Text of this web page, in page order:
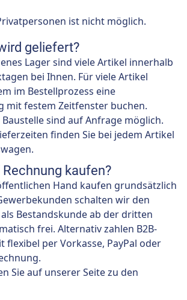
ist nicht möglich.
geliefert?
Lager sind viele Artikel innerhalb
bei Ihnen. Für viele Artikel
im Bestellprozess eine
mit festem Zeitfenster buchen.
sind auf Anfrage möglich.
finden Sie bei jedem Artikel
kaufen?
Hand kaufen grundsätzlich
schalten wir den
Bestandskunde ab der dritten
frei. Alternativ zahlen B2B-
flexibel per Vorkasse, PayPal oder
Sie auf unserer Seite zu den